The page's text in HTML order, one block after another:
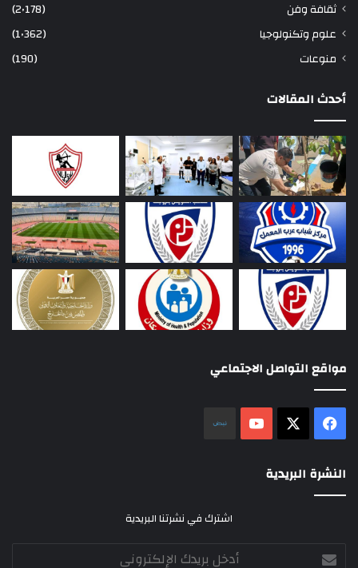
ثقافة وفن
(2٬178)
علوم وتكنولوجيا
(1٬362)
منوعات
(190)
أحدث المقالات
مواقع التواصل الاجتماعي
فيسبوك ‫YouTube
النشرة البريدية
اشترك في نشرتنا البريدية
أدخل